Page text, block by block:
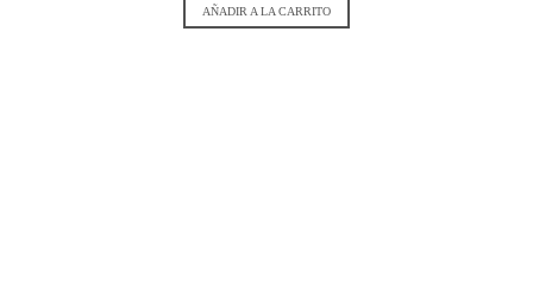
AÑADIR A LA CARRITO